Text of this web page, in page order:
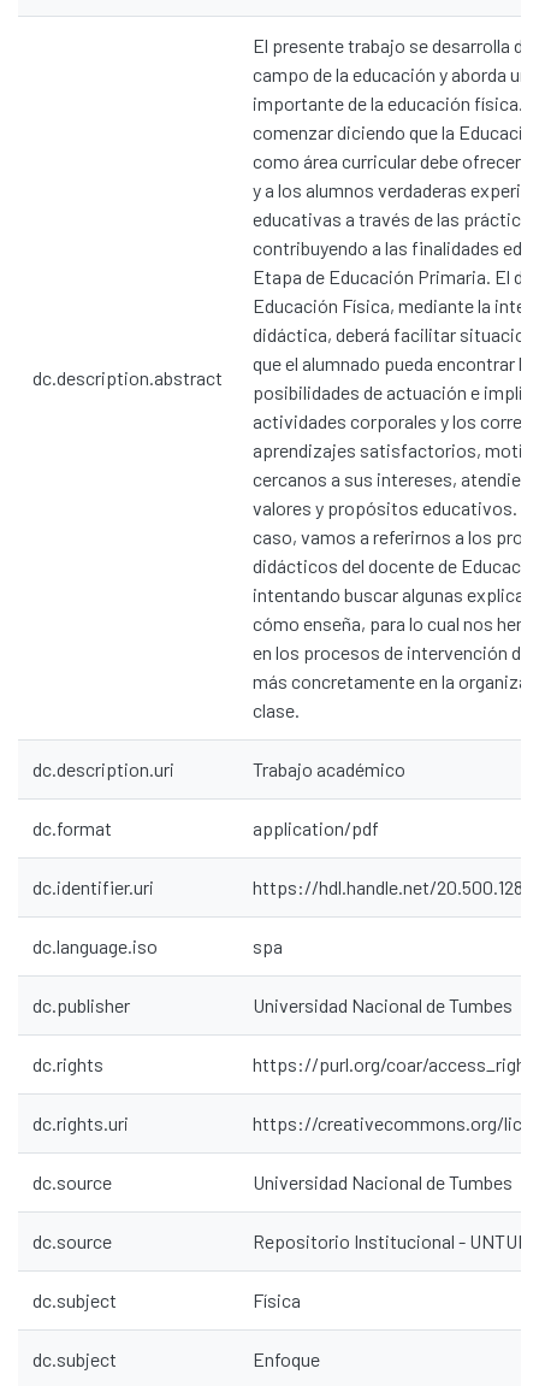
dc.description.abstract
El presente trabajo se desarrolla
campo de la educación y aborda un
importante de la educación física.
comenzar diciendo que la
como área curricular debe ofrecer a
y a los alumnos verdaderas
educativas a través de las
contribuyendo a las finalidades
Etapa de Educación Primaria. El
Educación Física, mediante la
didáctica, deberá facilitar
que el alumnado pueda encontrar
posibilidades de actuación e
actividades corporales y los
aprendizajes satisfactorios,
cercanos a sus intereses,
valores y propósitos educativos.
caso, vamos a referirnos a los
didácticos del docente de
intentando buscar algunas
cómo enseña, para lo cual nos
en los procesos de intervención
más concretamente en la
clase.
dc.description.uri Trabajo académico
dc.format application/pdf
dc.identifier.uri https://hdl.handle.net/
dc.language.iso spa
dc.publisher Universidad Nacional de Tumbes
dc.rights https://purl.org/coar/
dc.rights.uri https://creativecommons.org/
dc.source Universidad Nacional de Tumbes
dc.source Repositorio Institucional -
dc.subject Física
dc.subject Enfoque